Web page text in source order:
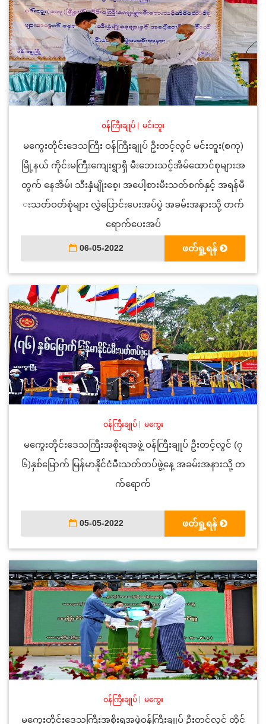
ဝန်ကြီးချုပ် မင်းဘူး
မကွေးတိုင်းဒေသကြီး ဝန်ကြီးချုပ် ဦးတင့်လွင် မင်းဘူး(စကု)
မြို့နယ် ကိုင်းမကြီးကျေးရွာရှိ မီးဘေးသင့်အိမ်ထောင်စုများအ
တွက် နေအိမ်၊ သီးနှံမျိုးစေ့၊ အပေါ့စားမီးသတ်စက်နှင့် အရန်မီ
းသတ်ဝတ်စုံများ လွှဲပြောင်းပေးအပ်ပွဲ အခမ်းအနားသို့ တက်
ရောက်ပေးအပ်
06-05-2022 ဖတ်ရှု့ရန်
ဝန်ကြီးချုပ်| မကွေး
မကွေးတိုင်းဒေသကြီးအစိုးရအဖွဲ့ ဝန်ကြီးချုပ် ဦးတင့်လွင် (၇
၆)နှစ်မြောက် မြန်မာနိုင်ငံမီးသတ်တပ်ဖွဲ့နေ့ အခမ်းအနားသို့ တ
က်ရောက်
05-05-2022 ဖတ်ရှု့ရန်
ဝန်ကြီးချုပ်| မကွေး
မကွေးတိုင်းဒေသကြီးအစိုးရအဖွဲ့ဝန်ကြီးချုပ် ဦးတင့်လွင် တိုင်